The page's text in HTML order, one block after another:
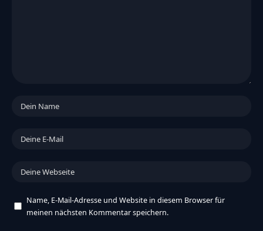
Name, E-Mail-Adresse und Website in diesem Browser für
meinen nächsten Kommentar speichern.